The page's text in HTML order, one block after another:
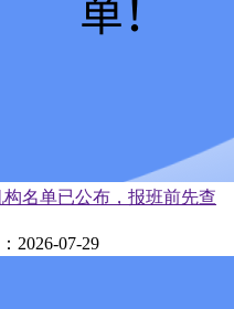
名单已公布，报班前先查
2026-07-29